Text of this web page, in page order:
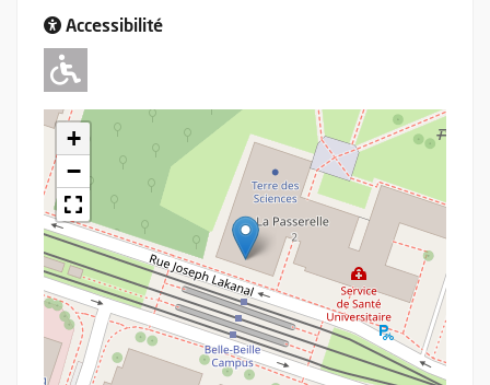
Accessibilité
Adapté pour l'handicap Moteur
+
−